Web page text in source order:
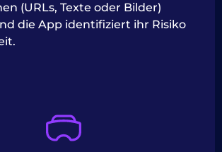
(URLs, Texte oder Bilder)
die App identifiziert ihr Risiko